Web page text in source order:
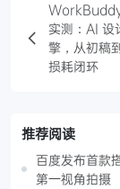
实测：AI 设
擎，从初稿
损耗闭环
推荐阅读
百度发布首款
第一视角拍摄